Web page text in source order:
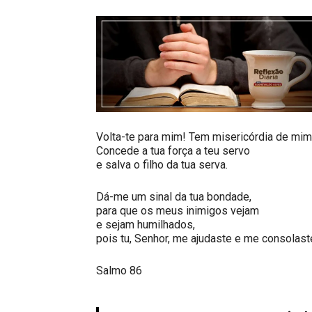
Volta-te para mim! Tem misericórdia de
Concede a tua força a teu servo
e salva o filho da tua serva.
Dá-me um sinal da tua bondade,
para que os meus inimigos vejam
e sejam humilhados,
pois tu, Senhor, me ajudaste e me
Salmo 86